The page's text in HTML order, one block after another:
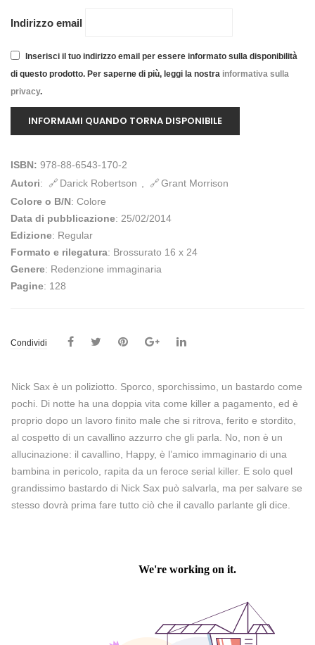
Indirizzo email
Inserisci il tuo indirizzo email per essere informato sulla disponibilità
di questo prodotto. Per saperne di più, leggi la nostra informativa sulla
privacy.
ISBN: 978-88-6543-170-2
Autori: Darick Robertson
Grant Morrison
Colore o B/N: Colore
Data di pubblicazione: 25/02/2014
Edizione: Regular
Formato e rilegatura: Brossurato 16 x 24
Genere: Redenzione immaginaria
Pagine: 128
Condividi
Nick Sax è un poliziotto. Sporco, sporchissimo, un bastardo come
pochi. Di notte ha una doppia vita come killer a pagamento, ed è
proprio dopo un lavoro finito male che si ritrova, ferito e stordito,
al cospetto di un cavallino azzurro che gli parla. No, non è un
allucinazione: il cavallino, Happy, è l’amico immaginario di una
bambina in pericolo, rapita da un feroce serial killer. E solo quel
grandissimo bastardo di Nick Sax può salvarla, ma per salvare se
stesso dovrà prima fare tutto ciò che il cavallo parlante gli dice.